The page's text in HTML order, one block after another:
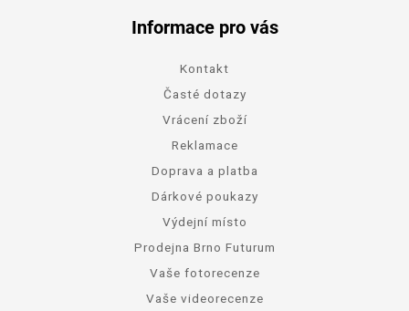
Informace pro vás
Kontakt
Časté dotazy
Vrácení zboží
Reklamace
Doprava a platba
Dárkové poukazy
Výdejní místo
Prodejna Brno Futurum
Vaše fotorecenze
Vaše videorecenze